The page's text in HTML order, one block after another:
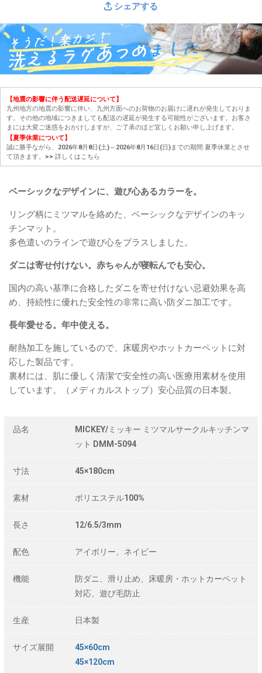
シェアする
【地震の影響に伴う配送遅延について】
九州地方の地震の影響に伴い、九州方面へのお荷物のお届けに遅れが発生しておりま
す。その他の地域につきましても配送の遅延が発生する可能性がございます。お客さ
まには大変ご迷惑をおかけしますが、ご了承のほど宜しくお願い申し上げます。
【夏季休業について】
誠に勝手ながら、2026年8月8日(土)～2026年8月16日(日)までの期間 夏季休業とさせ
て頂きます。 >> 詳しくはこちら
ベーシックなデザインに、遊び心あるカラーを。
リング柄にミツマルを絡めた、ベーシックなデザインのキッ
チンマット。
多色遣いのラインで遊び心をプラスしました。
ダニは寄せ付けない。赤ちゃんが寝転んでも安心。
国内の高い基準に合格したダニを寄せ付けない忌避効果を高
め、持続性に優れた安全性の非常に高い防ダニ加工です。
長年愛せる。年中使える。
耐熱加工を施しているので、床暖房やホットカーペットに対
応した製品です。
裏材には、肌に優しく清潔で安全性の高い医療用素材を使用
しています。（メディカルストップ）安心品質の日本製。
品名
MICKEY/ミッキー ミツマルサークルキッチンマ
ット DMM-5094
寸法 45×180cm
素材 ポリエステル100%
長さ 12/6.5/3mm
配色 アイボリー、ネイビー
機能
防ダニ、滑り止め、床暖房・ホットカーペット
対応、遊び毛防止
生産 日本製
サイズ展開
45×60cm
45×120cm